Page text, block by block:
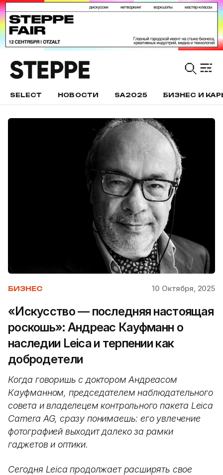
SELECT НОВОСТИ SA2025 БИЗНЕС И
БИЗНЕС 10 Октября, 2025
«Искусство — последняя настоящая
роскошь»: Андреас Кауфманн о
наследии Leica и терпении как
добродетели
Когда говоришь с доктором Андреасом
Кауфманном, председателем наблюдательного
совета и владелецем контрольного пакета Leica
Camera AG, сразу понимаешь: его увлечение
фотографией выходит далеко за рамки
гаджетов и оптики.
Сегодня Leica продолжает расширять свое